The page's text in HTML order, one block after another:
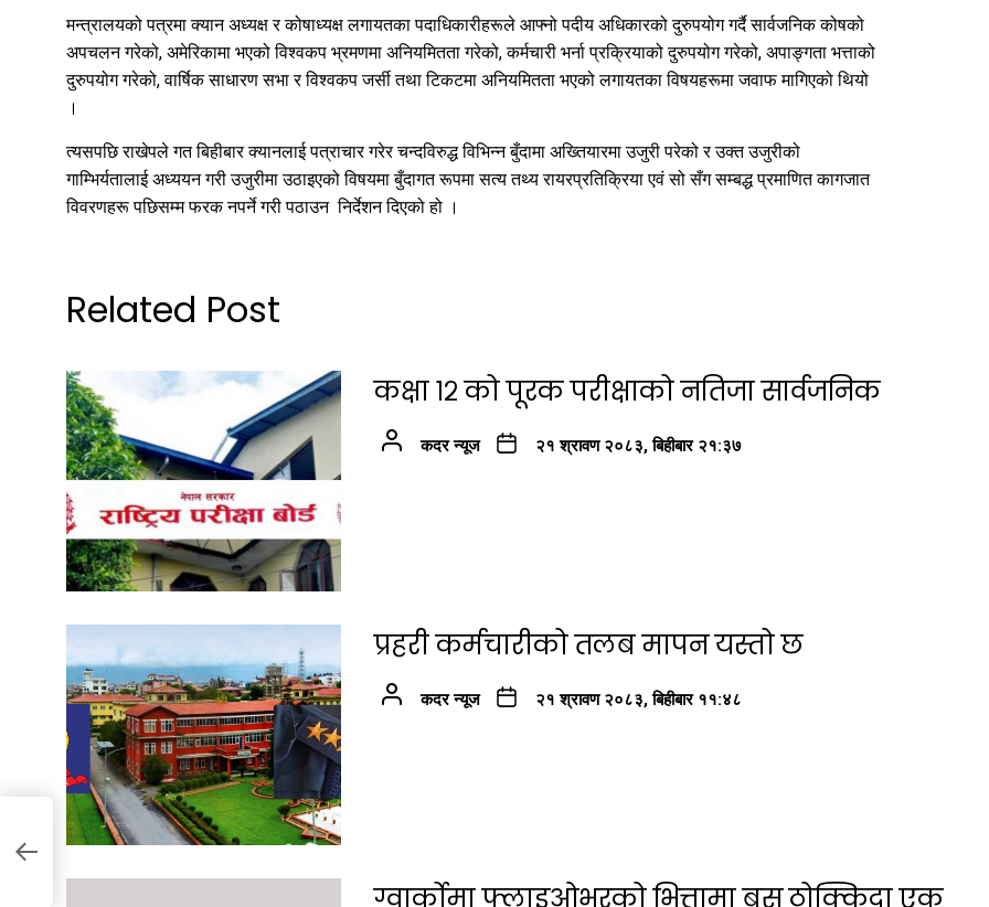
मन्त्रालयको पत्रमा क्यान अध्यक्ष र कोषाध्यक्ष लगायतका पदाधिकारीहरूले आफ्नो पदीय अधिकारको दुरुपयोग गर्दै सार्वजनिक कोषको
अपचलन गरेको, अमेरिकामा भएको विश्वकप भ्रमणमा अनियमितता गरेको, कर्मचारी भर्ना प्रक्रियाको दुरुपयोग गरेको, अपाङ्गता भत्ताको
दुरुपयोग गरेको, वार्षिक साधारण सभा र विश्वकप जर्सी तथा टिकटमा अनियमितता भएको लगायतका विषयहरूमा जवाफ मागिएको थियो
।
त्यसपछि राखेपले गत बिहीबार क्यानलाई पत्राचार गरेर चन्दविरुद्ध विभिन्न बुँदामा अख्तियारमा उजुरी परेको र उक्त उजुरीको
गाम्भिर्यतालाई अध्ययन गरी उजुरीमा उठाइएको विषयमा बुँदागत रूपमा सत्य तथ्य रायरप्रतिक्रिया एवं सो सँग सम्बद्ध प्रमाणित कागजात
विवरणहरू पछिसम्म फरक नपर्ने गरी पठाउन निर्देशन दिएको हो ।
Related Post
कक्षा १२ को पूरक परीक्षाको नतिजा सार्वजनिक
कदर न्यूज २१ श्रावण २०८३, बिहीबार २१:३७
प्रहरी कर्मचारीको तलब मापन यस्तो छ
कदर न्यूज २१ श्रावण २०८३, बिहीबार ११:४८
ग्वार्कोमा फ्लाइओभरको भित्तामा बस ठोक्किदा एक